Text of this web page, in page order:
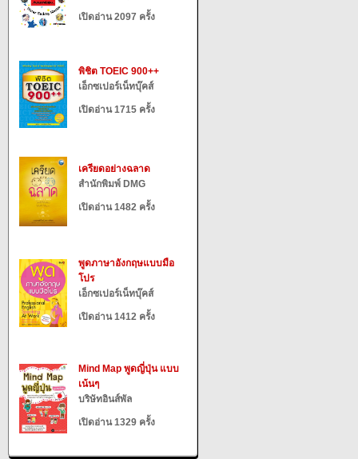
เปิดอ่าน 2097 ครั้ง
พิชิต TOEIC 900++
เอ็กซเปอร์เน็ทบุ๊คส์
เปิดอ่าน 1715 ครั้ง
เครียดอย่างฉลาด
สำนักพิมพ์ DMG
เปิดอ่าน 1482 ครั้ง
พูดภาษาอังกฤษแบบมือ
โปร
เอ็กซเปอร์เน็ทบุ๊คส์
เปิดอ่าน 1412 ครั้ง
Mind Map พูดญี่ปุ่น แบบ
เน้นๆ
บริษัทอินส์พัล
เปิดอ่าน 1329 ครั้ง